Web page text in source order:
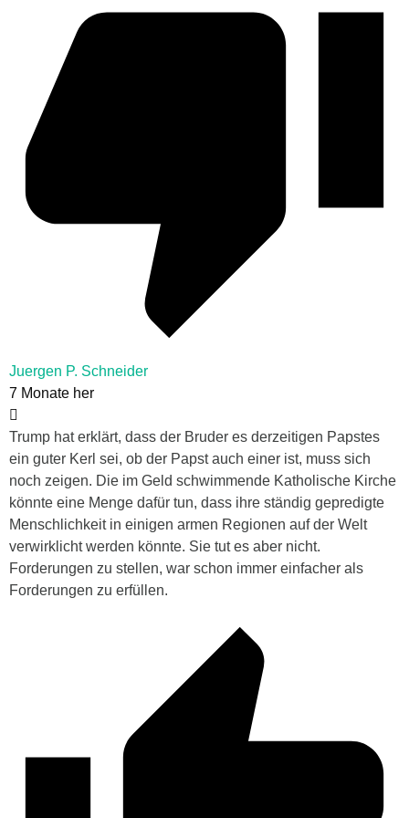
Juergen P. Schneider
7 Monate her
Trump hat erklärt, dass der Bruder es derzeitigen Papstes
ein guter Kerl sei, ob der Papst auch einer ist, muss sich
noch zeigen. Die im Geld schwimmende Katholische Kirche
könnte eine Menge dafür tun, dass ihre ständig gepredigte
Menschlichkeit in einigen armen Regionen auf der Welt
verwirklicht werden könnte. Sie tut es aber nicht.
Forderungen zu stellen, war schon immer einfacher als
Forderungen zu erfüllen.